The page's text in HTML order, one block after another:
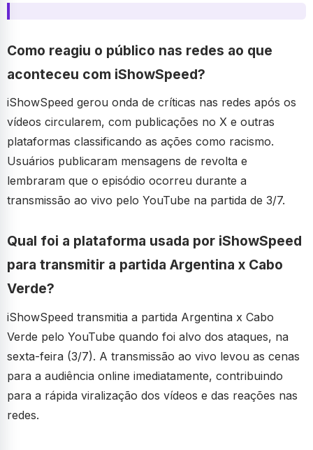
Como reagiu o público nas redes ao que
aconteceu com iShowSpeed?
iShowSpeed gerou onda de críticas nas redes após os
vídeos circularem, com publicações no X e outras
plataformas classificando as ações como racismo.
Usuários publicaram mensagens de revolta e
lembraram que o episódio ocorreu durante a
transmissão ao vivo pelo YouTube na partida de 3/7.
Qual foi a plataforma usada por iShowSpeed
para transmitir a partida Argentina x Cabo
Verde?
iShowSpeed transmitia a partida Argentina x Cabo
Verde pelo YouTube quando foi alvo dos ataques, na
sexta-feira (3/7). A transmissão ao vivo levou as cenas
para a audiência online imediatamente, contribuindo
para a rápida viralização dos vídeos e das reações nas
redes.